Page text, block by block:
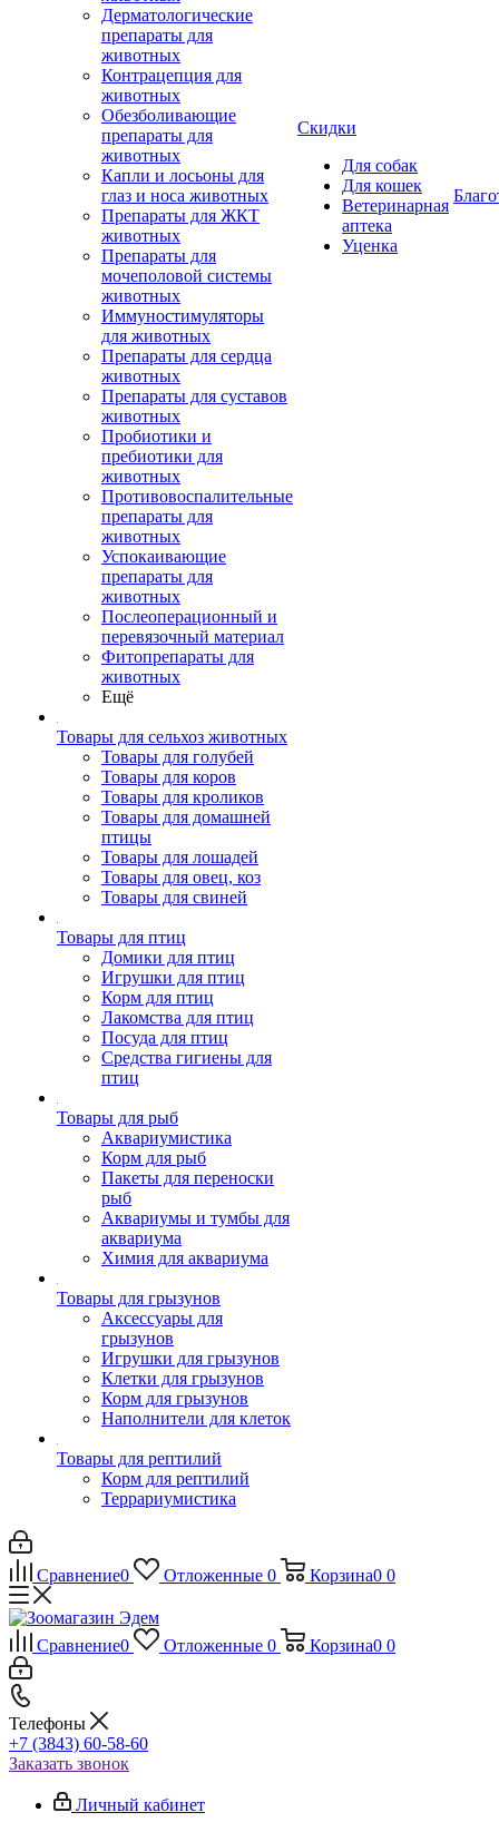
Дерматологические
препараты для
животных
Контрацепция для
животных
Обезболивающие
препараты для
животных
Капли и лосьоны для
глаз и носа животных
Препараты для ЖКТ
животных
Препараты для
мочеполовой системы
животных
Иммуностимуляторы
для животных
Препараты для сердца
животных
Препараты для суставов
животных
Пробиотики и
пребиотики для
животных
Противовоспалительные
препараты для
животных
Успокаивающие
препараты для
животных
Послеоперационный и
перевязочный материал
Фитопрепараты для
животных
Ещё
Товары для сельхоз животных
Товары для голубей
Товары для коров
Товары для кроликов
Товары для домашней
птицы
Товары для лошадей
Товары для овец, коз
Товары для свиней
Товары для птиц
Домики для птиц
Игрушки для птиц
Корм для птиц
Лакомства для птиц
Посуда для птиц
Средства гигиены для
птиц
Товары для рыб
Аквариумистика
Корм для рыб
Пакеты для переноски
рыб
Аквариумы и тумбы для
аквариума
Химия для аквариума
Товары для грызунов
Аксессуары для
грызунов
Игрушки для грызунов
Клетки для грызунов
Корм для грызунов
Наполнители для клеток
Товары для рептилий
Корм для рептилий
Террариумистика
Скидки
Для собак
Для кошек
Ветеринарная
аптека
Уценка
Сравнение0 Отложенные 0 Корзина0 0
Сравнение0 Отложенные 0 Корзина0 0
Телефоны
+7 (3843) 60-58-60
Заказать звонок
Личный кабинет